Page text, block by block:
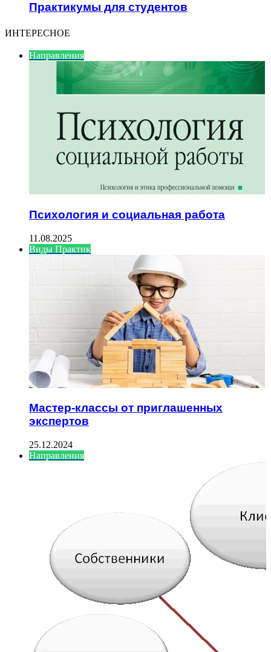
Практикумы для студентов
ИНТЕРЕСНОЕ
Направления
Психология и социальная работа
11.08.2025
Виды Практик
Мастер-классы от приглашенных
экспертов
25.12.2024
Направления